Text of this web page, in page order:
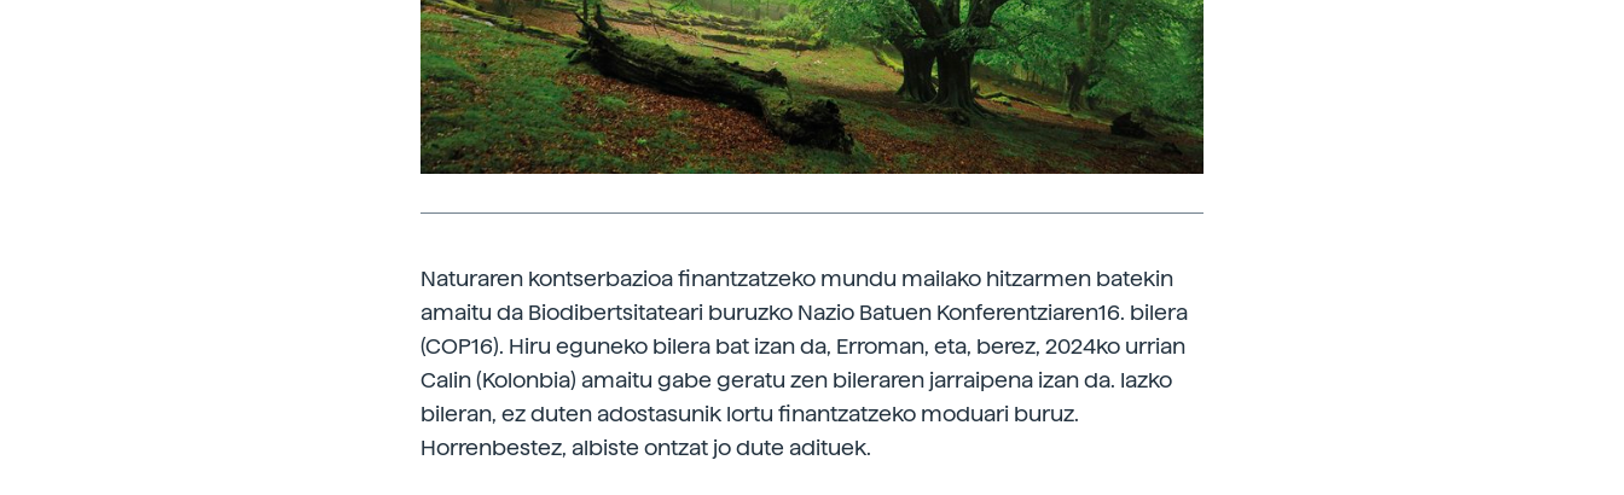
Naturaren kontserbazioa finantzatzeko mundu mailako hitzarmen batekin
amaitu da Biodibertsitateari buruzko Nazio Batuen Konferentziaren16. bilera
(COP16). Hiru eguneko bilera bat izan da, Erroman, eta, berez, 2024ko urrian
Calin (Kolonbia) amaitu gabe geratu zen bileraren jarraipena izan da. Iazko
bileran, ez duten adostasunik lortu finantzatzeko moduari buruz.
Horrenbestez, albiste ontzat jo dute adituek.